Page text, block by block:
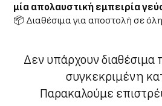
μία απολαυστική εμπειρία
📦 Διαθέσιμα για αποστολή σε
Δεν υπάρχουν διαθέσιμα
συγκεκριμένη
Παρακαλούμε